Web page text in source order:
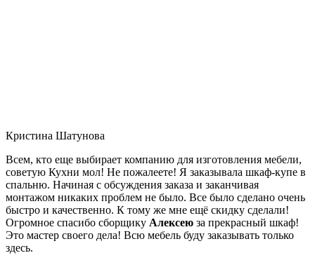
Кристина Шатунова
Всем, кто еще выбирает компанию для изготовления мебели,
советую Кухни мол! Не пожалеете! Я заказывала шкаф-купе в
спальню. Начиная с обсуждения заказа и заканчивая
монтажом никаких проблем не было. Все было сделано очень
быстро и качественно. К тому же мне ещё скидку сделали!
Огромное спасибо сборщику Алексею за прекрасный шкаф!
Это мастер своего дела! Всю мебель буду заказывать только
здесь.